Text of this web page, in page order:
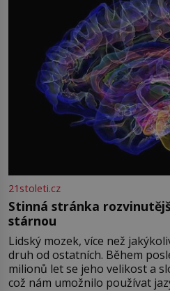
21stoleti.cz
Stinná stránka
stárnou
Lidský mozek, více než
druh od ostatních. Během
milionů let se jeho velikost a
což nám umožnilo používat